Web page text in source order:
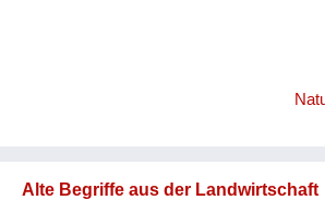
Alte Begriffe aus der Landwirtschaft